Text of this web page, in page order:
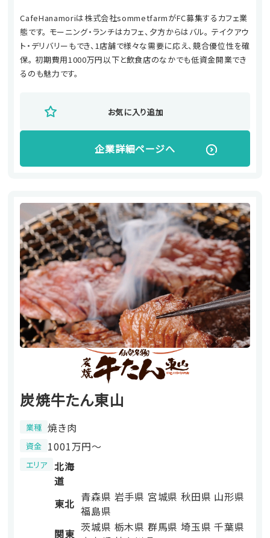
CafeHanamoriは株式会社sommetfarmがFC募集するカフェ業
態です。 モーニング・ランチはカフェ、夕方からはバル。 テイクアウ
ト・デリバリーもでき、1店舗で様々な需要に応え、競合優位性を確
保。 初期費用1000万円以下と飲食店のなかでも低資金開業でき
るのも魅力です。
お気に入り追加
企業詳細ページへ
炭焼牛たん東山
業種 焼き肉
資金 1001万円〜
エリア
北海
道
東北 青森県 岩手県 宮城県 秋田県 山形県
福島県
関東 茨城県 栃木県 群馬県 埼玉県 千葉県